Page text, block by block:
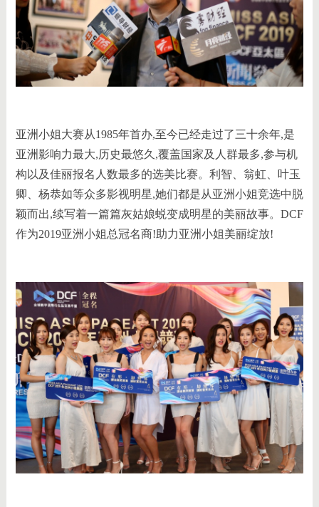
亚洲小姐大赛从1985年首办,至今已经走过了三十余年,是
亚洲影响力最大,历史最悠久,覆盖国家及人群最多,参与机
构以及佳丽报名人数最多的选美比赛。利智、翁虹、叶玉
卿、杨恭如等众多影视明星,她们都是从亚洲小姐竞选中脱
颖而出,续写着一篇篇灰姑娘蜕变成明星的美丽故事。DCF
作为2019亚洲小姐总冠名商!助力亚洲小姐美丽绽放!